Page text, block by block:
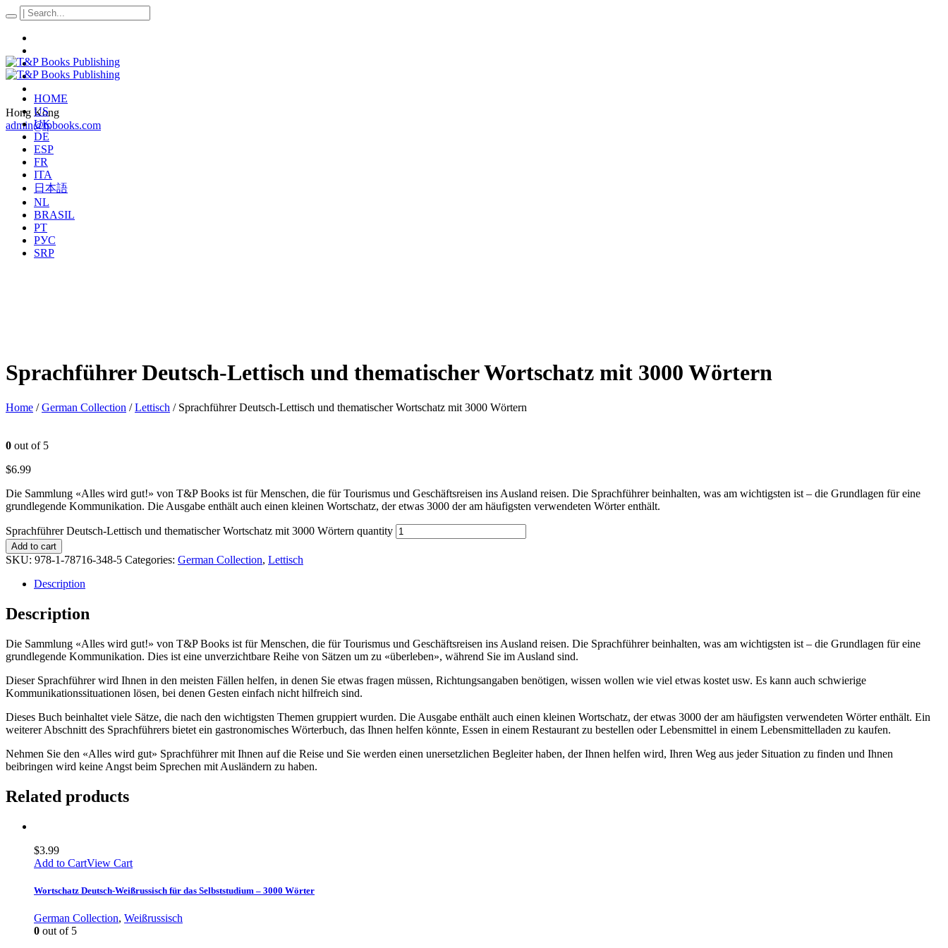
Hong Kong
admin@tpbooks.com
HOME
US
UK
DE
ESP
FR
ITA
日本語
NL
BRASIL
PT
РУС
SRP
Sprachführer Deutsch-Lettisch und thematischer Wortschatz mit 3000 Wörtern
Home /German Collection /Lettisch / Sprachführer Deutsch-Lettisch und thematischer Wortschatz mit 3000 Wörtern
0 out of 5
$6.99
Die Sammlung «Alles wird gut!» von T&P Books ist für Menschen, die für Tourismus und Geschäftsreisen ins Ausland reisen. Die Sprachführer beinhalten, was am wichtigsten ist – die Grundlagen für eine
grundlegende Kommunikation. Die Ausgabe enthält auch einen kleinen Wortschatz, der etwas 3000 der am häufigsten verwendeten Wörter enthält.
Sprachführer Deutsch-Lettisch und thematischer Wortschatz mit 3000 Wörtern quantity
Add to cart
SKU: 978-1-78716-348-5 Categories: German Collection, Lettisch
Description
Description
Die Sammlung «Alles wird gut!» von T&P Books ist für Menschen, die für Tourismus und Geschäftsreisen ins Ausland reisen. Die Sprachführer beinhalten, was am wichtigsten ist – die Grundlagen für eine
grundlegende Kommunikation. Dies ist eine unverzichtbare Reihe von Sätzen um zu «überleben», während Sie im Ausland sind.
Dieser Sprachführer wird Ihnen in den meisten Fällen helfen, in denen Sie etwas fragen müssen, Richtungsangaben benötigen, wissen wollen wie viel etwas kostet usw. Es kann auch schwierige
Kommunikationssituationen lösen, bei denen Gesten einfach nicht hilfreich sind.
Dieses Buch beinhaltet viele Sätze, die nach den wichtigsten Themen gruppiert wurden. Die Ausgabe enthält auch einen kleinen Wortschatz, der etwas 3000 der am häufigsten verwendeten Wörter enthält. Ein
weiterer Abschnitt des Sprachführers bietet ein gastronomisches Wörterbuch, das Ihnen helfen könnte, Essen in einem Restaurant zu bestellen oder Lebensmittel in einem Lebensmittelladen zu kaufen.
Nehmen Sie den «Alles wird gut» Sprachführer mit Ihnen auf die Reise und Sie werden einen unersetzlichen Begleiter haben, der Ihnen helfen wird, Ihren Weg aus jeder Situation zu finden und Ihnen
beibringen wird keine Angst beim Sprechen mit Ausländern zu haben.
Related products
$3.99
Add to CartView Cart
Wortschatz Deutsch-Weißrussisch für das Selbststudium – 3000 Wörter
German Collection, Weißrussisch
0 out of 5